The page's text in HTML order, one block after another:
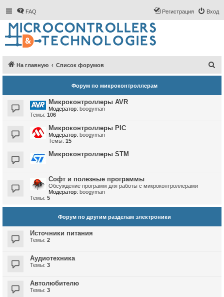
FAQ Вход
Регистрация
На главную Список форумов
о
Форум по микроконтроллерам
Микроконтроллеры AVR
Модератор: boogyman
Темы: 106
Микроконтроллеры PIC
Модератор: boogyman
Темы: 15
Микроконтроллеры STM
Софт и полезные программы
Обсуждение программ для работы с микроконтроллерами
Модератор: boogyman
Темы: 5
Форум по другим разделам электроники
Источники питания
Темы: 2
Аудиотехника
Темы: 3
Автолюбителю
Темы: 3